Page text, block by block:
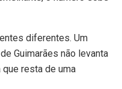
diferentes. Um
Guimarães não levanta
resta de uma